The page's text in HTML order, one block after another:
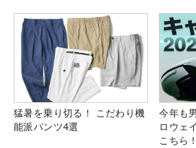
猛暑を乗り切る！ こだわり機
能派パンツ4選
今年も
ロウェ
こちら！